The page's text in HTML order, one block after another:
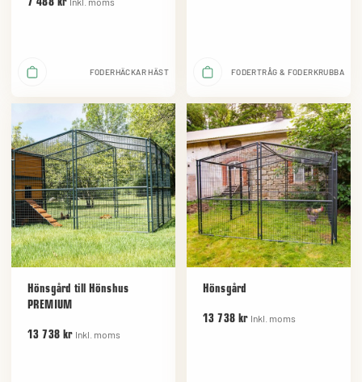
7 488 kr
FODERHÄCKAR HÄST FODERTRÅG & FODERKRUBBA
Hönsgård till Hönshus
PREMIUM
13 738 kr Inkl. moms
Hönsgård
13 738 kr Inkl. moms